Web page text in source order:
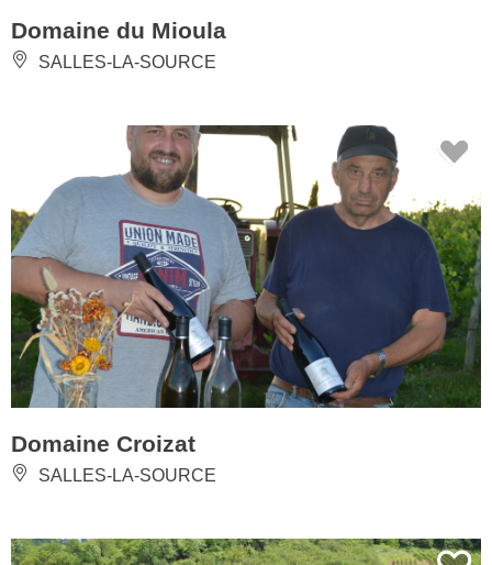
Domaine du Mioula
SALLES-LA-SOURCE
Domaine Croizat
SALLES-LA-SOURCE